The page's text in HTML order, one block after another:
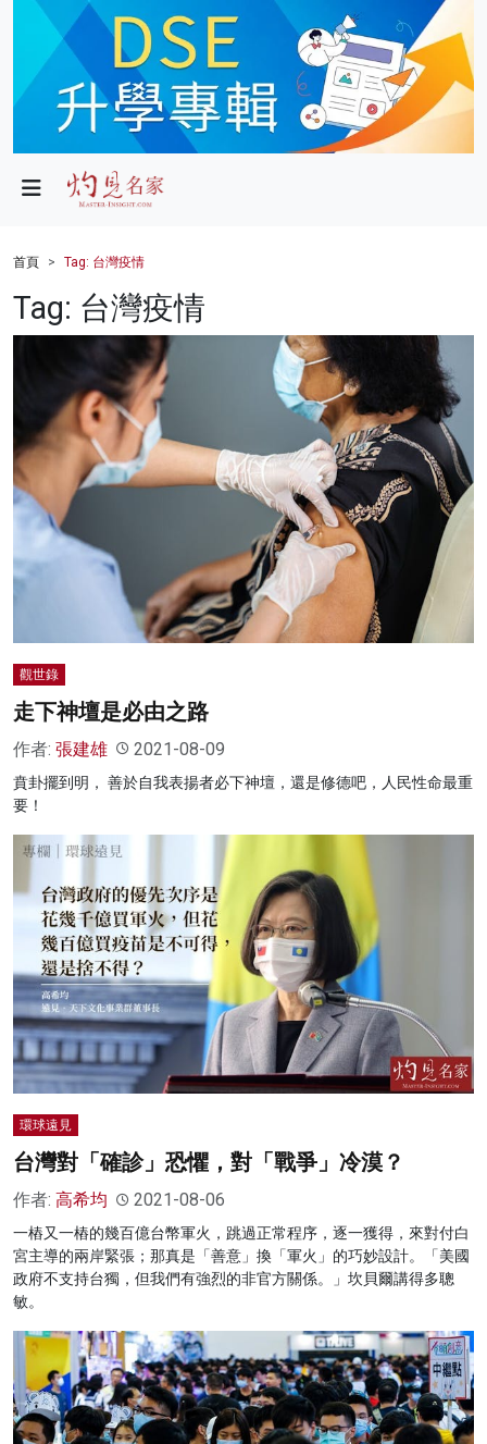
政局
財經
健康
科技
影片
名家榜
灼見活動
首頁 Tag: 台灣疫情
Tag: 台灣疫情
觀世錄
走下神壇是必由之路
作者: 張建雄 2021-08-09
賁卦擺到明， 善於自我表揚者必下神壇，還是修德吧，人民性命最重
要！
環球遠見
台灣對「確診」恐懼，對「戰爭」冷漠？
作者: 高希均 2021-08-06
一樁又一樁的幾百億台幣軍火，跳過正常程序，逐一獲得，來對付白
宮主導的兩岸緊張；那真是「善意」換「軍火」的巧妙設計。「美國
政府不支持台獨，但我們有強烈的非官方關係。」坎貝爾講得多聰
敏。